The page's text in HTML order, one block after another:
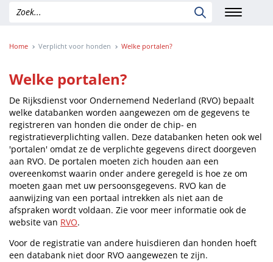
Home Verplicht voor honden Welke portalen?
Welke portalen?
De Rijksdienst voor Ondernemend Nederland (RVO) bepaalt
welke databanken worden aangewezen om de gegevens te
registreren van honden die onder de chip- en
registratieverplichting vallen. Deze databanken heten ook wel
'portalen' omdat ze de verplichte gegevens direct doorgeven
aan RVO. De portalen moeten zich houden aan een
overeenkomst waarin onder andere geregeld is hoe ze om
moeten gaan met uw persoonsgegevens. RVO kan de
aanwijzing van een portaal intrekken als niet aan de
afspraken wordt voldaan. Zie voor meer informatie ook de
website van RVO.
Voor de registratie van andere huisdieren dan honden hoeft
een databank niet door RVO aangewezen te zijn.